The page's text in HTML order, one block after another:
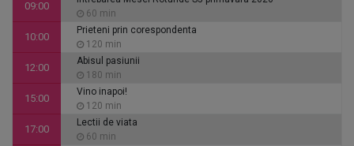
09:00
60 min
10:00
Prieteni prin corespondenta
120 min
12:00
Abisul pasiunii
180 min
15:00
Vino inapoi!
120 min
17:00
Lectii de viata
60 min